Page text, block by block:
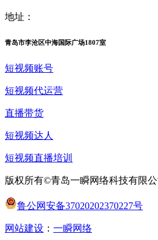
地址：
青岛市李沧区中海国际广场1807室
短视频账号
短视频代运营
直播带货
短视频达人
短视频直播培训
版权所有©青岛一瞬网络科技有限公
鲁公网安备37020202370227号
网站建设 ： 一瞬网络